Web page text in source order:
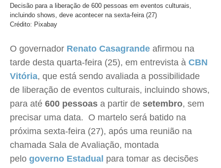
Decisão para a liberação de 600 pessoas em eventos culturais,
incluindo shows, deve acontecer na sexta-feira (27)
Crédito: Pixabay
O governador Renato Casagrande afirmou na
tarde desta quarta-feira (25), em entrevista à CBN
Vitória, que está sendo avaliada a possibilidade
de liberação de eventos culturais, incluindo shows,
para até 600 pessoas a partir de setembro, sem
precisar uma data. O martelo será batido na
próxima sexta-feira (27), após uma reunião na
chamada Sala de Avaliação, montada
pelo governo Estadual para tomar as decisões